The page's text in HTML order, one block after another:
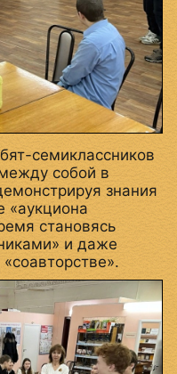
семиклассников
собой в
знания
«аукциона
становясь
и даже